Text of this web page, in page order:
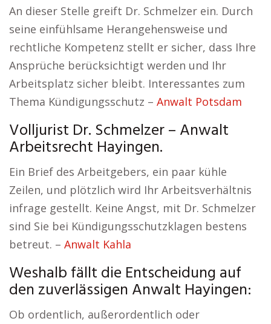
An dieser Stelle greift Dr. Schmelzer ein. Durch
seine einfühlsame Herangehensweise und
rechtliche Kompetenz stellt er sicher, dass Ihre
Ansprüche berücksichtigt werden und Ihr
Arbeitsplatz sicher bleibt. Interessantes zum
Thema Kündigungsschutz – Anwalt Potsdam
Volljurist Dr. Schmelzer – Anwalt
Arbeitsrecht Hayingen.
Ein Brief des Arbeitgebers, ein paar kühle
Zeilen, und plötzlich wird Ihr Arbeitsverhältnis
infrage gestellt. Keine Angst, mit Dr. Schmelzer
sind Sie bei Kündigungsschutzklagen bestens
betreut. – Anwalt Kahla
Weshalb fällt die Entscheidung auf
den zuverlässigen Anwalt Hayingen:
Ob ordentlich, außerordentlich oder